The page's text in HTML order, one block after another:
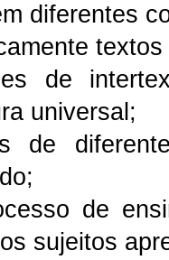
diferentes
de
universal;
de
de
sujeitos